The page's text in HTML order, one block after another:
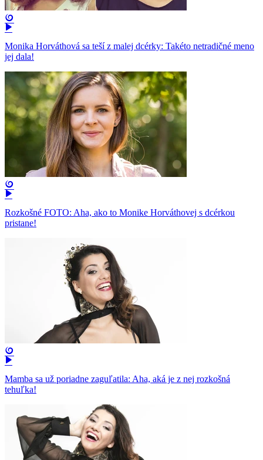
Monika Horváthová sa teší z malej dcérky: Takéto netradičné meno
jej dala!
Rozkošné FOTO: Aha, ako to Monike Horváthovej s dcérkou
pristane!
Mamba sa už poriadne zaguľatila: Aha, aká je z nej rozkošná
tehuľka!